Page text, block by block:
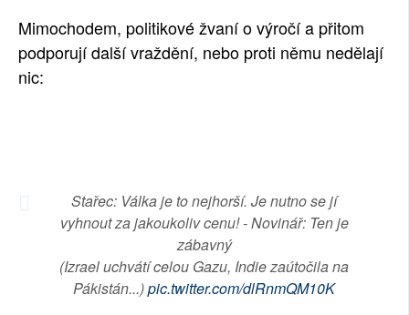
Mimochodem, politikové žvaní o výročí a přitom
podporují další vraždění, nebo proti němu nedělají
nic:
Stařec: Válka je to nejhorší. Je nutno se jí
vyhnout za jakoukoliv cenu! - Novinář: Ten je
zábavný
(Izrael uchvátí celou Gazu, Indie zaútočila na
Pákistán...)pic.twitter.com/dlRnmQM10K